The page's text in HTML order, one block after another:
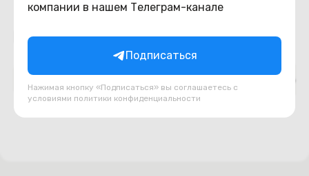
компании в нашем Телеграм-канале
Подписаться
Нажимая кнопку «Подписаться» вы соглашаетесь с
условиями политики конфиденциальности
Подборки товаров в категории